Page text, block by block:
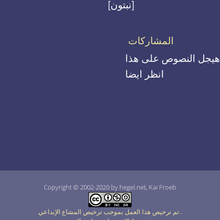
[نبتون]
المشاركات
هيجل النصوص على هذا
انظر ايضا
Copyright © 2002-2020 by hegel.net, Kai Froeb
.